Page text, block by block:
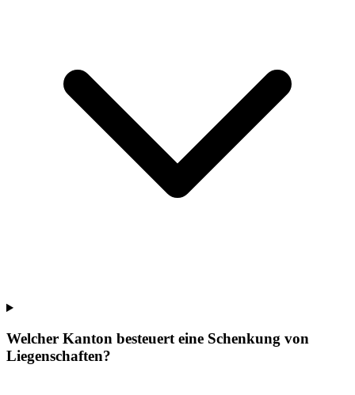
Welcher Kanton besteuert eine Schenkung von
Liegenschaften?